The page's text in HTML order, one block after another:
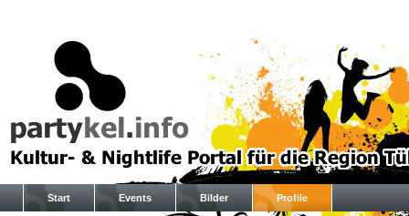
Start Events Bilder Profile